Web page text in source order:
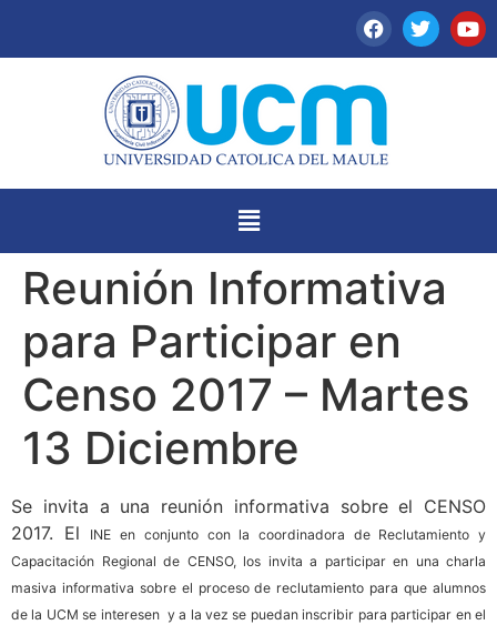
Reunión Informativa
para Participar en
Censo 2017 – Martes
13 Diciembre
Se invita a una reunión informativa sobre el CENSO
2017. El
INE en conjunto con la coordinadora de Reclutamiento y
Capacitación Regional de CENSO, los invita a participar en una charla
masiva informativa sobre el proceso de reclutamiento para que alumnos
de la UCM se interesen y a la vez se puedan inscribir para participar en el